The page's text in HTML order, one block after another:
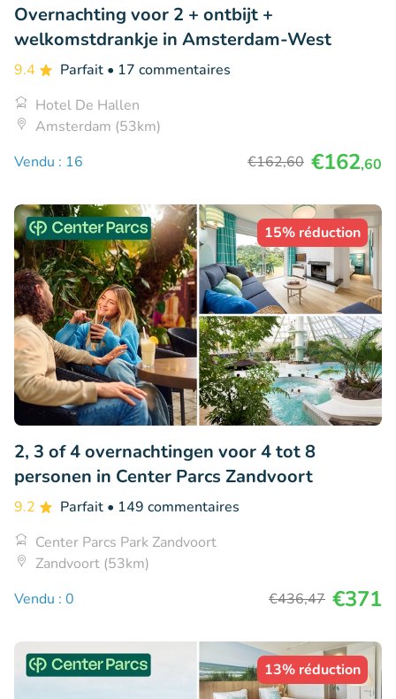
Overnachting voor 2 + ontbijt +
welkomstdrankje in Amsterdam-West
9.4 Parfait • 17 commentaires
Hotel De Hallen
Amsterdam (53km)
Vendu : 16
€162,60 €162,60
15% réduction
2, 3 of 4 overnachtingen voor 4 tot 8
personen in Center Parcs Zandvoort
9.2 Parfait • 149 commentaires
Center Parcs Park Zandvoort
Zandvoort (53km)
Vendu : 0
€436,47 €371
13% réduction